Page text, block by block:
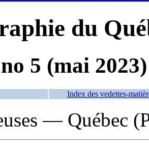
du
5 (mai 2023)
Index des vedettes-
— Québec